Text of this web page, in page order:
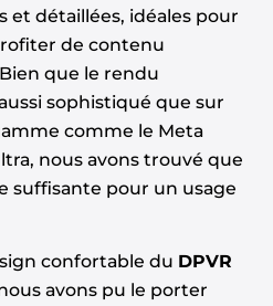
et détaillées, idéales pour
de contenu
que le rendu
sophistiqué que sur
comme le Meta
nous avons trouvé que
suffisante pour un usage
confortable du DPVR
avons pu le porter